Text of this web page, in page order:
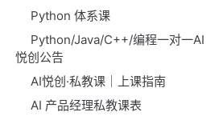
Python 体系课
Python/Java/C++/编程一对一AI
悦创公告
AI悦创·私教课｜上课指南
AI 产品经理私教课表